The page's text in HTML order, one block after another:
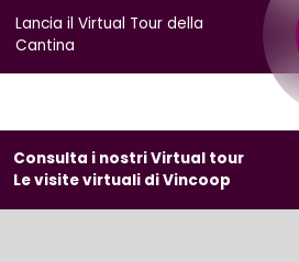
Lancia il Virtual Tour della
Cantina
Consulta i nostri Virtual tour
Le visite virtuali di Vincoop